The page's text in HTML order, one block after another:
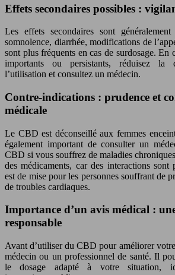
Effets secondaires possibles :
Les effets secondaires sont
somnolence, diarrhée, modifications de
sont plus fréquents en cas de surdosage. En
importants ou persistants, réduisez la
l’utilisation et consultez un médecin.
Contre-indications : prudence et
médicale
Le CBD est déconseillé aux femmes
également important de consulter un
CBD si vous souffrez de maladies
des médicaments, car des interactions sont
est de mise pour les personnes souffrant de
de troubles cardiaques.
Importance d’un avis médical :
responsable
Avant d’utiliser du CBD pour améliorer
médecin ou un professionnel de santé. Il
le dosage adapté à votre situation,